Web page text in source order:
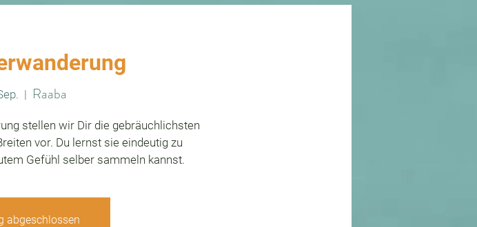
  |
Raaba
stellen wir Dir die gebräuchlichsten
vor. Du lernst sie eindeutig zu
Gefühl selber sammeln kannst.
abgeschlossen